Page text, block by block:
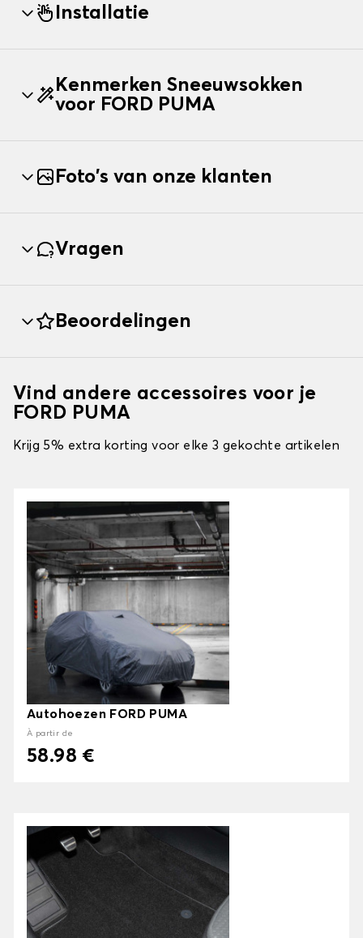
Installatie
Kenmerken Sneeuwsokken
voor FORD PUMA
Foto's van onze klanten
Vragen
Beoordelingen
Vind andere accessoires voor je
FORD PUMA
Krijg 5% extra korting voor elke 3 gekochte artikelen
Autohoezen FORD PUMA
À partir de
58.98 €